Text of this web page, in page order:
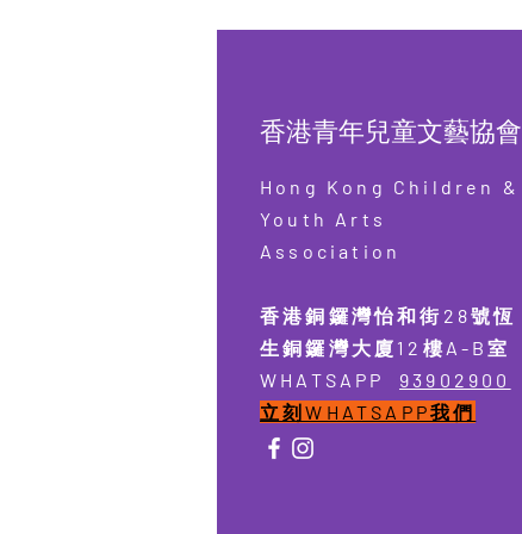
香港青年兒童文藝協會
Hong Kong Children &
Youth Arts
Association
香港銅鑼灣怡和街28號恆
生銅鑼灣大廈12樓A-B室
​WHATSAPP 93902900
​​立刻WHATSAPP我們